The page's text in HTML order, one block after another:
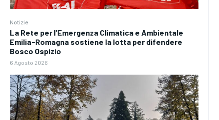
Notizie
La Rete per l’Emergenza Climatica e Ambientale
Emilia-Romagna sostiene la lotta per difendere
Bosco Ospizio
6 Agosto 2026